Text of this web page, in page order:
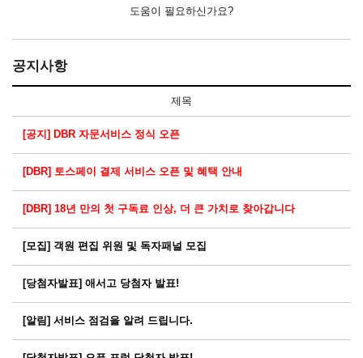
도움이 필요하신가요?
공지사항
제목
[공지] DBR 자문서비스 정식 오픈
[DBR] 토스페이 결제 서비스 오픈 및 혜택 안내
[DBR] 18년 만의 첫 구독료 인상, 더 큰 가치로 찾아갑니다
[모집] 객원 편집 위원 및 독자패널 모집
[당첨자발표] 애서고 당첨자 발표!
[알림] 서비스 점검을 알려 드립니다.